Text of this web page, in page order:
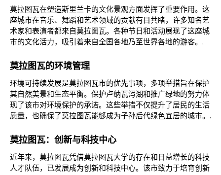
莫拉图瓦在塑造斯里兰卡的文化景观方面发挥了重要作用。这
座城市在音乐、舞蹈和艺术领域的贡献有目共睹，许多知名艺
术家和表演者都来自莫拉图瓦。各种节日和活动展现了这座城
市的文化活力，吸引着来自全国各地乃至世界各地的游客。.
莫拉图瓦的环境管理
环境可持续发展是莫拉图瓦市的优先事项，多项举措旨在保护
其自然美景和生态平衡。保护卢纳瓦泻湖和推广绿地的努力体
现了该市对环境保护的承诺。这些举措不仅提升了居民的生活
质量，也确保了莫拉图瓦能够成为子孙后代绿色宜居的城市。.
莫拉图瓦：创新与科技中心
近年来，莫拉图瓦凭借莫拉图瓦大学的存在和日益增长的科技
人才队伍，已发展成为创新和科技中心。该市致力于培育创新